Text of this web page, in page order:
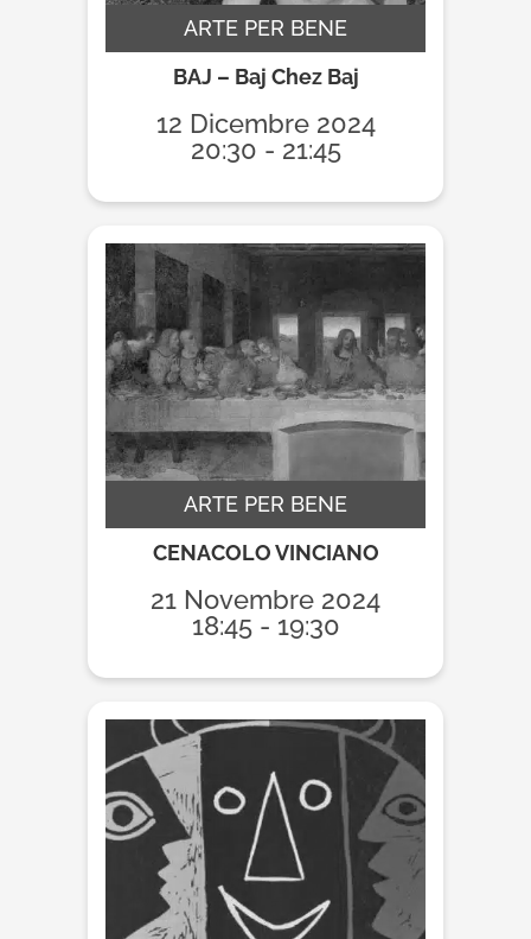
ARTE PER BENE
BAJ – Baj Chez Baj
12 Dicembre 2024
20:30 - 21:45
ARTE PER BENE
CENACOLO VINCIANO
21 Novembre 2024
18:45 - 19:30